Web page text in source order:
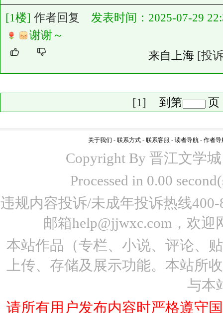
[1楼] 作者回复
发表时间：2025-07-29
谢谢～
来自上海 [投
[1] 到第 页
关于我们 - 联系方式 - 联系客服 - 读者导航 - 作者导
Copyright By 晋江文学
Processed in 0.00
违规内容投诉/未成年投诉热线
邮箱help@jjwxc.com，欢
本站作品（专栏、小说、评论、
上传、存储及展示功能。本站所
与本
请所有用户发布内容时严格遵守